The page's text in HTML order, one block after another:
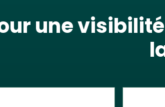
une